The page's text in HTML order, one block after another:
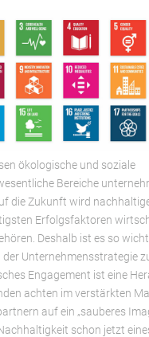
ökologische und soziale
Bereiche
die Zukunft wird
Erfolgsfaktoren
Deshalb ist es so
Unternehmensstrategie
Engagement ist eine
achten im verstärkten
auf ein „sauberes
schon jetzt